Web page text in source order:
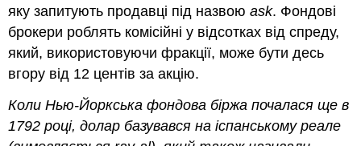
яку запитують продавці під назвоюask. Фондові
брокери роблять комісійні у відсотках від спреду,
який, використовуючи фракції, може бути десь
вгору від 12 центів за акцію.
Коли Нью-Йоркська фондова біржа почалася ще в
1792 році, долар базувався на іспанському реале